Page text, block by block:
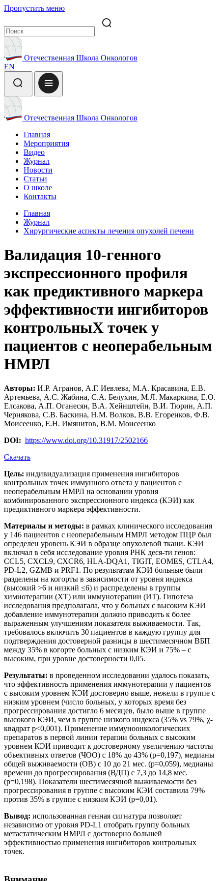
Пропустить меню
Отечественная Школа Онкологов
EN
Отечественная Школа Онкологов
Главная
Мероприятия
Видео
Журнал
Новости
Статьи
О школе
Контакты
Главная
Журнал
Хирургические аспекты лечения опухолей печени
Валидация 10-генного
экспрессионного профиля
как предиктивного маркера
эффективности ингибиторов
контрольныХ точек у
пациентов с неоперабельным
НМРЛ
Авторы: И.Р. Агранов, А.Г. Иевлева, М.А. Красавина, Е.В.
Артемьева, А.С. Жабина, С.А. Белухин, М.Л. Макаркина, Е.О.
Елсакова, А.П. Оганесян, В.А. Хейнштейн, В.И. Тюрин, А.П.
Чернякова, С.В. Баскина, Н.М. Волков, В.В. Егоренков, Ф.В.
Моисеенко, Е.Н. Имянитов, В.М. Моисеенко
DOI: https://www.doi.org/10.31917/2502166
Скачать
Цель: индивидуализация применения ингибиторов
контрольных точек иммунного ответа у пациентов с
неоперабельным НМРЛ на основании уровня
комбинированного экспрессионного индекса (КЭИ) как
предиктивного маркера эффективности.
Материалы и методы: в рамках клинического исследования
у 146 пациентов с неоперабельным НМРЛ методом ПЦР был
определен уровень КЭИ в образце опухолевой ткани. КЭИ
включал в себя исследование уровня РНК деся-ти генов:
CCL5, CXCL9, CXCR6, HLA-DQA1, TIGIT, EOMES, CTLA4,
PD-L2, GZMB и PRF1. По результатам КЭИ больные были
разделены на когорты в зависимости от уровня индекса
(высокий >6 и низкий ≤6) и распределены в группы
химиотерапии (ХТ) или иммунотерапии (ИТ). Гипотеза
исследования предполагала, что у больных с высоким КЭИ
добавление иммунотерапии должно приводить к более
выраженным улучшениям показателя выживаемости. Так,
требовалось включить 30 пациентов в каждую группу для
подтверждения достоверной разницы в шестимесячном ВБП
между 35% в когорте больных с низким КЭИ и 75% – с
высоким, при уровне достоверности 0,05.
Результаты: в проведенном исследовании удалось показать,
что эффективность применения иммунотерапии у пациентов
с высоким уровнем КЭИ достоверно выше, нежели в группе с
низким уровнем (число больных, у которых время без
прогрессирования достигло 6 месяцев, было выше в группе
высокого КЭИ, чем в группе низкого индекса (35% vs 79%, χ-
квадрат р<0,001). Применение иммуноонкологических
препаратов в первой линии терапии больных с высоким
уровнем КЭИ приводит к достоверному увеличению частоты
объективных ответов (ЧОО) с 18% до 43% (р=0,197), медианы
общей выживаемости (ОВ) с 10 до 21 мес. (р=0,059), медианы
времени до прогрессирования (ВДП) с 7,3 до 14,8 мес.
(р=0,198). Показатели шестимесячной выживаемости без
прогрессирования в группе с высоким КЭИ составила 79%
против 35% в группе с низким КЭИ (р=0,01).
Вывод: использованная генная сигнатура позволяет
независимо от уровня PD-L1 отобрать группу больных
метастатическим НМРЛ с достоверно большей
эффективностью применения ингибиторов контрольных
точек.